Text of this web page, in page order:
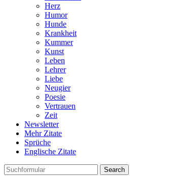
Herz
Humor
Hunde
Krankheit
Kummer
Kunst
Leben
Lehrer
Liebe
Neugier
Poesie
Vertrauen
Zeit
Newsletter
Mehr Zitate
Sprüche
Englische Zitate
Search